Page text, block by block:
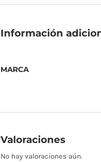
Información
MARCA
Valoraciones
No hay valoraciones aún.